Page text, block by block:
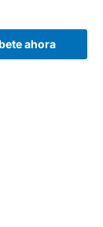
ahora